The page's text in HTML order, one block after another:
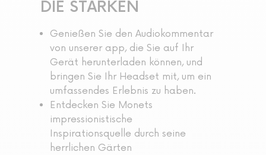
DIE STÄRKEN
Genießen Sie den Audiokommentar
von unserer app, die Sie auf Ihr
Gerät herunterladen können, und
bringen Sie Ihr Headset mit, um ein
umfassendes Erlebnis zu haben.
Entdecken Sie Monets
impressionistische
Inspirationsquelle durch seine
herrlichen Gärten